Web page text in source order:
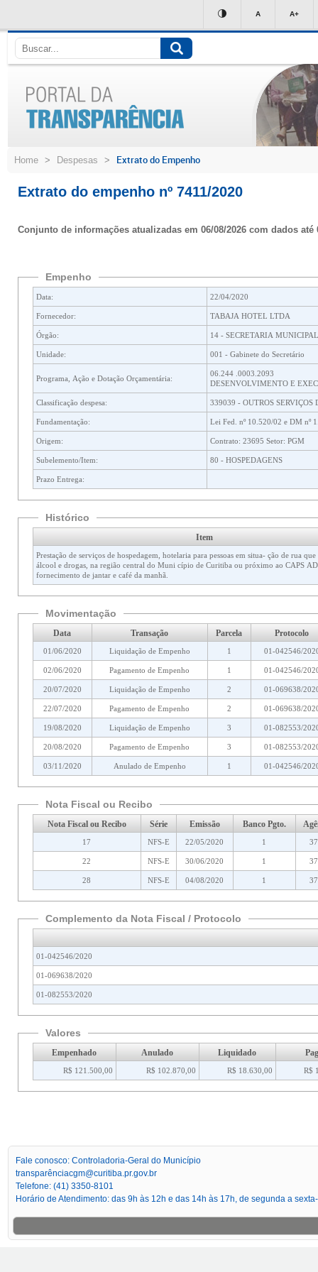
conteúdo
A A+
Home > Despesas > Extrato do Empenho
Extrato do empenho nº 7411/2020
Conjunto de informações atualizadas em 06/08/2026 com dados até
Empenho
Data: 22/04/2020
Fornecedor: TABAJA HOTEL LTDA
Órgão: 14 - SECRETARIA
Unidade: 001 - Gabinete do Secretário
Programa, Ação e Dotação Orçamentária:
06.244 .0003.2093
DESENVOLVIMENTO E
Classificação despesa: 339039 - OUTROS SERVIÇOS
Fundamentação: Lei Fed. nº 10.520/02 e DM nº
Origem: Contrato: 23695 Setor: PGM
Subelemento/Item: 80 - HOSPEDAGENS
Prazo Entrega:
Histórico
Item
Prestação de serviços de hospedagem, hotelaria para pessoas em situa- ção de rua
álcool e drogas, na região central do Muni cípio de Curitiba ou próximo ao CAPS
fornecimento de jantar e café da manhã.
Movimentação
Data Transação Parcela Protocolo
01/06/2020 Liquidação de Empenho 1 01-042546/
02/06/2020 Pagamento de Empenho 1 01-042546/
20/07/2020 Liquidação de Empenho 2 01-069638/
22/07/2020 Pagamento de Empenho 2 01-069638/
19/08/2020 Liquidação de Empenho 3 01-082553/
20/08/2020 Pagamento de Empenho 3 01-082553/
03/11/2020 Anulado de Empenho 1 01-042546/
Nota Fiscal ou Recibo
Nota Fiscal ou Recibo Série Emissão Banco Pgto.
17 NFS-E 22/05/2020 1
22 NFS-E 30/06/2020 1
28 NFS-E 04/08/2020 1
Complemento da Nota Fiscal / Protocolo
01-042546/2020
01-069638/2020
01-082553/2020
Valores
Empenhado Anulado Liquidado
R$ 121.500,00 R$ 102.870,00 R$ 18.630,00 R$
Fale conosco: Controladoria-Geral do Município
transparênciacgm@curitiba.pr.gov.br
Telefone: (41) 3350-8101
Horário de Atendimento: das 9h às 12h e das 14h às 17h, de segunda a